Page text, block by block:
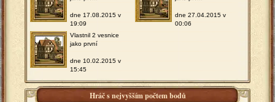
dne 17.08.2015 v
19:09
dne 27.04.2015 v
00:06
Vlastnil 2 vesnice
jako první
dne 10.02.2015 v
15:45
Hráč s nejvyšším počtem bodů